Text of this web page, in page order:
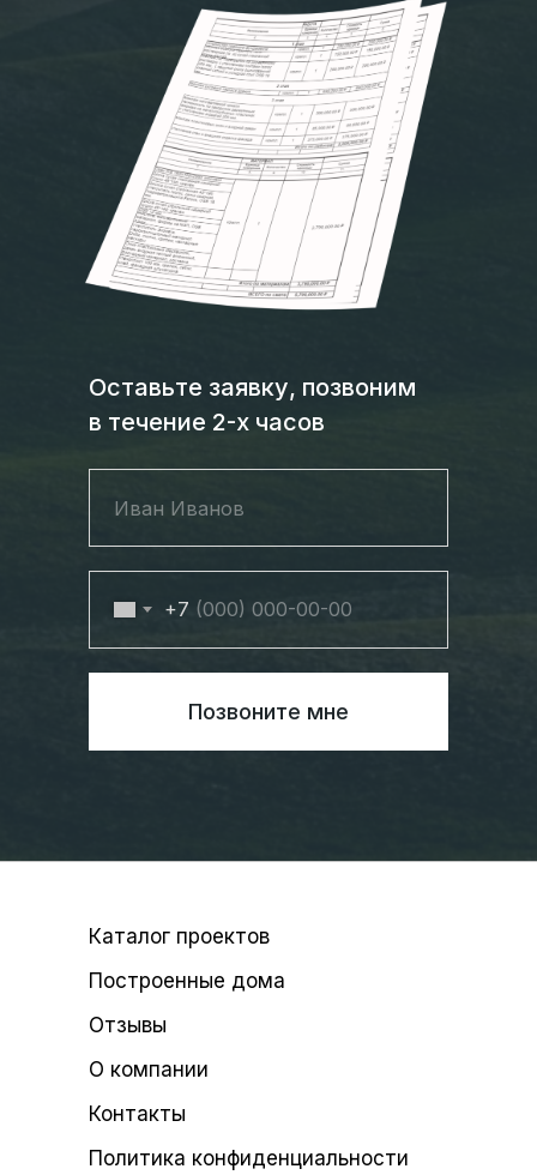
Оставьте заявку, позвоним
в течение 2-х часов
+7
Позвоните мне
Каталог проектов
Построенные дома
Отзывы
О компании
Контакты
Политика конфиденциальности